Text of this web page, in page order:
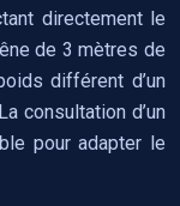
directement le
de 3 mètres de
différent d’un
consultation d’un
pour adapter le